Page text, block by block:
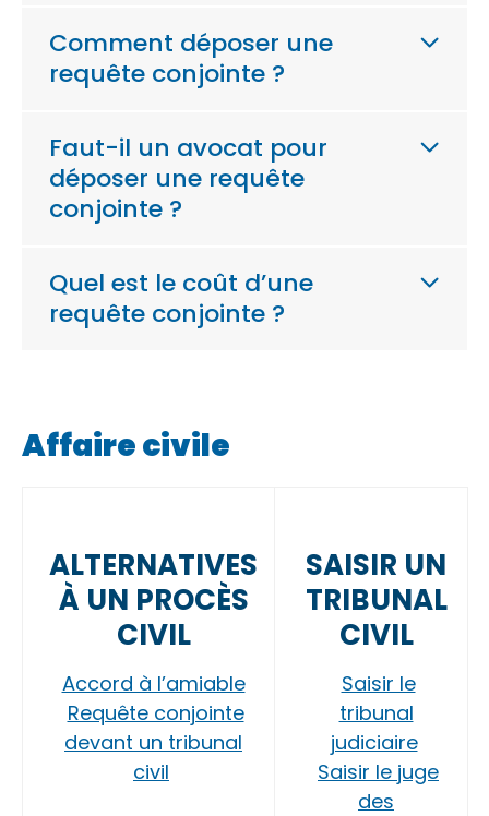
Comment déposer une
requête conjointe ?
Faut-il un avocat pour
déposer une requête
conjointe ?
Quel est le coût d’une
requête conjointe ?
Affaire civile
ALTERNATIVES
À UN PROCÈS
CIVIL
Accord à l’amiable
Requête conjointe
devant un tribunal
civil
SAISIR UN
TRIBUNAL
CIVIL
Saisir le
tribunal
judiciaire
Saisir le juge
des